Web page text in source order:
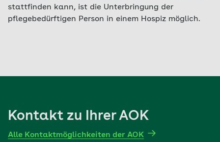
stattfinden kann, ist die Unterbringung der
pflegebedürftigen Person in einem Hospiz möglich.
Kontakt zu Ihrer AOK
Alle Kontaktmöglichkeiten der AOK